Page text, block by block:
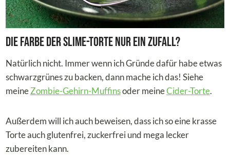
Die Farbe der Slime-Torte nur ein Zufall?
Natürlich nicht. Immer wenn ich Gründe dafür habe etwas
schwarzgrünes zu backen, dann mache ich das! Siehe
meineZombie-Gehirn-Muffinsoder meineCider-Torte.
Außerdem will ich auch beweisen, dass ich so eine krasse
Torte auch glutenfrei, zuckerfrei und mega lecker
zubereiten kann.